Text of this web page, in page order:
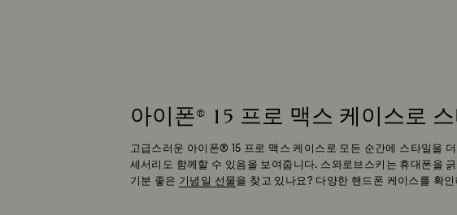
아이폰® 15 프로 맥스 케이스로
고급스러운 아이폰® 15 프로 맥스 케이스로 모든 순간에 스타일을
세서리도 함께할 수 있음을 보여줍니다. 스와로브스키는 휴대폰을
기분 좋은 기념일 선물을 찾고 있나요? 다양한 핸드폰 케이스를 확